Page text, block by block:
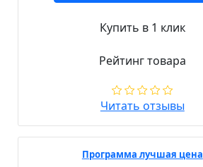
Купить в 1 клик
Рейтинг товара
Читать отзывы
Программа лучшая цена